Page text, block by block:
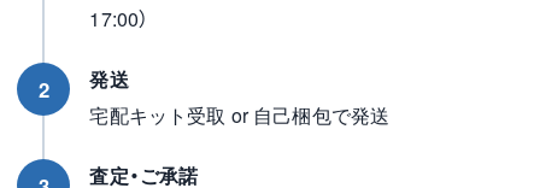
17:00）
2
発送
宅配キット受取 or 自己梱包で発送
査定・ご承諾